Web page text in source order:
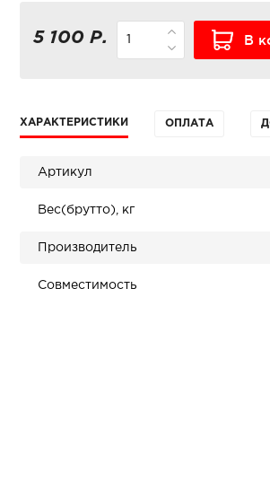
5 100 Р. В
ХАРАКТЕРИСТИКИ ОПЛАТА
Артикул
Вес(брутто), кг
Производитель
Совместимость